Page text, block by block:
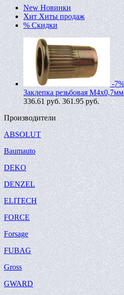
New Новинки
Хит Хиты продаж
% Скидки
-7%
Заклепка резьбовая
336.61руб. 361.95 руб.
Производители
ABSOLUT
Baumauto
DEKO
DENZEL
ELITECH
FORCE
Forsage
FUBAG
Gross
GWARD